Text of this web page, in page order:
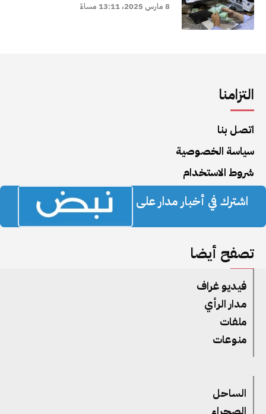
8 مارس 2025، 13:11 مساءً
التزامنا
اتصل بنا
سياسة الخصوصية
شروط الاستخدام
اشترك في أخبار مدار على
تصفح أيضا
فيديو غراف
مدار الرأي
ملفات
منوعات
الساحل